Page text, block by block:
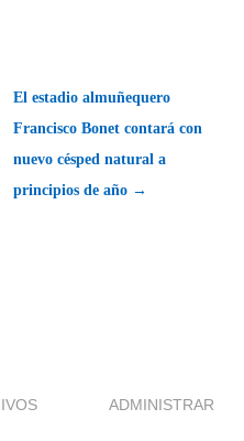
El estadio almuñequero
Francisco Bonet contará con
nuevo césped natural a
principios de año →
ADMINISTRAR